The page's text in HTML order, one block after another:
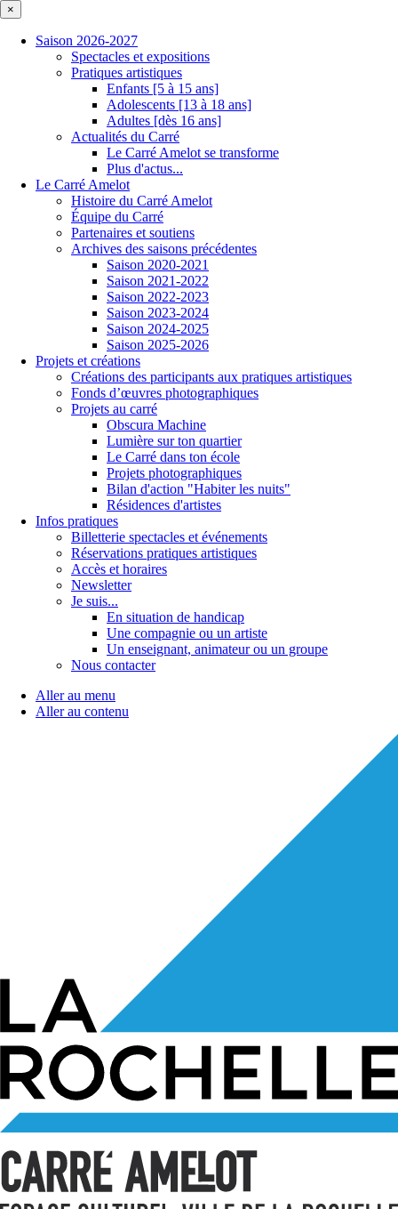
×
Saison 2026-2027
Spectacles et expositions
Pratiques artistiques
Enfants [5 à 15 ans]
Adolescents [13 à 18 ans]
Adultes [dès 16 ans]
Actualités du Carré
Le Carré Amelot se transforme
Plus d'actus...
Le Carré Amelot
Histoire du Carré Amelot
Équipe du Carré
Partenaires et soutiens
Archives des saisons précédentes
Saison 2020-2021
Saison 2021-2022
Saison 2022-2023
Saison 2023-2024
Saison 2024-2025
Saison 2025-2026
Projets et créations
Créations des participants aux pratiques artistiques
Fonds d’œuvres photographiques
Projets au carré
Obscura Machine
Lumière sur ton quartier
Le Carré dans ton école
Projets photographiques
Bilan d'action "Habiter les nuits"
Résidences d'artistes
Infos pratiques
Billetterie spectacles et événements
Réservations pratiques artistiques
Accès et horaires
Newsletter
Je suis...
En situation de handicap
Une compagnie ou un artiste
Un enseignant, animateur ou un groupe
Nous contacter
Aller au menu
Aller au contenu